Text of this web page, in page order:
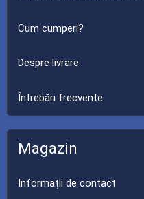
Cum cumperi?
Despre livrare
Întrebări frecvente
Magazin
Informații de contact